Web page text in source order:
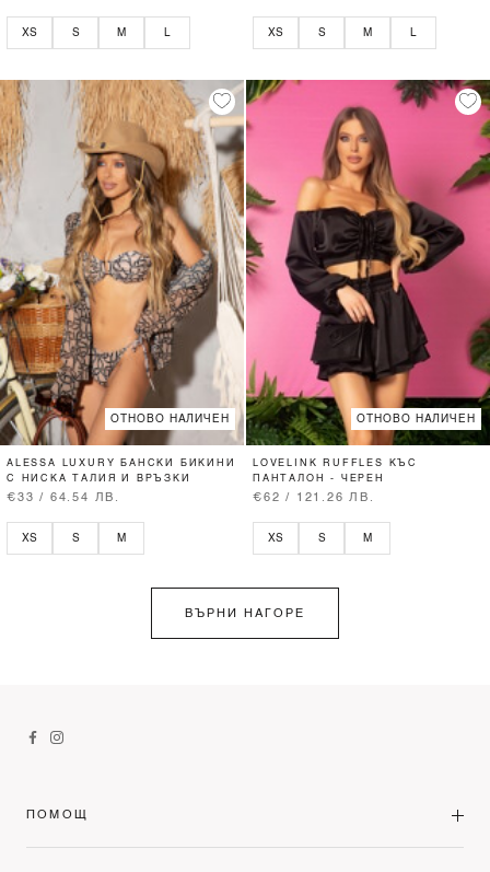
XS S M XS S M
ОТНОВО НАЛИЧЕН
ALESSA LUXURY БАНСКИ БИКИНИ
С НИСКА ТАЛИЯ И ВРЪЗКИ
€33 / 64.54 ЛВ.
XS S M
ОТНОВО НАЛИЧЕН
LOVELINK RUFFLES КЪС
ПАНТАЛОН - ЧЕРЕН
€62 / 121.26 ЛВ.
XS S M
ВЪРНИ НАГОРЕ
ПОМОЩ